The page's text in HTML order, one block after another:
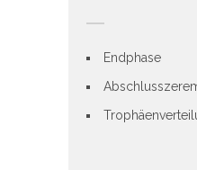
Endphase